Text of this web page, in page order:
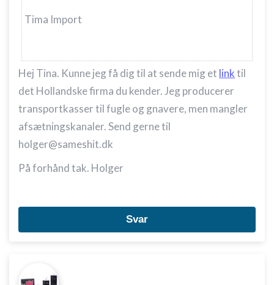
Tima Import
Hej Tina. Kunne jeg få dig til at sende mig et linktil
det Hollandske firma du kender. Jeg producerer
transportkasser til fugle og gnavere, men mangler
afsætningskanaler. Send gerne til
holger@sameshit.dk
På forhånd tak. Holger
Svar